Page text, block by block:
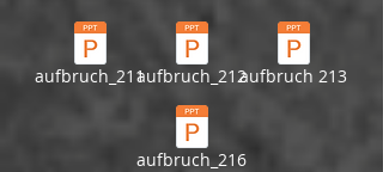
aufbruch_211aufbruch_212aufbruch 213
aufbruch_216